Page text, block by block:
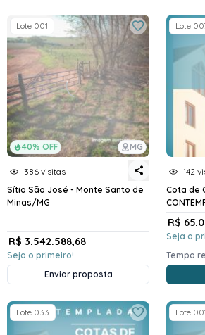
40% OFF MG
Lote 001
386 visitas
Sítio São José - Monte Santo de
Minas/MG
R$ 3.542.588,68
Seja o primeiro!
Enviar proposta
Lote
142
Cota de
R$
Seja o
Tempo
Lote 033 Lote